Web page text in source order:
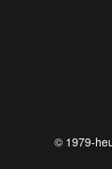
© 1979-